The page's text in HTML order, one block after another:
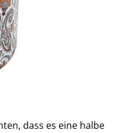
dass es eine halbe